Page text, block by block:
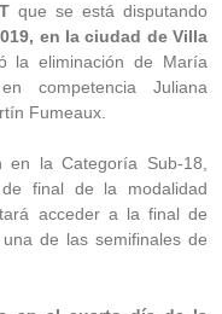
que se está disputando
en la ciudad de Villa
la eliminación de María
competencia Juliana
Fumeaux.
en la Categoría Sub-18,
final de la modalidad
acceder a la final de
de las semifinales de